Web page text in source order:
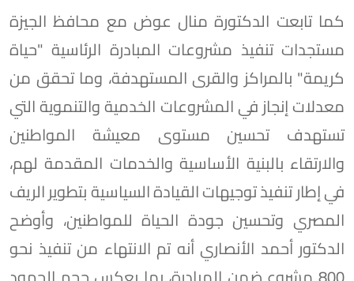
كما تابعت الدكتورة منال عوض مع محافظ الجيزة
مستجدات تنفيذ مشروعات المبادرة الرئاسية "حياة
كريمة" بالمراكز والقرى المستهدفة، وما تحقق من
معدلات إنجاز في المشروعات الخدمية والتنموية التي
تستهدف تحسين مستوى معيشة المواطنين
والارتقاء بالبنية الأساسية والخدمات المقدمة لهم،
في إطار تنفيذ توجيهات القيادة السياسية بتطوير الريف
المصري وتحسين جودة الحياة للمواطنين، وأوضح
الدكتور أحمد الأنصاري أنه تم الانتهاء من تنفيذ نحو